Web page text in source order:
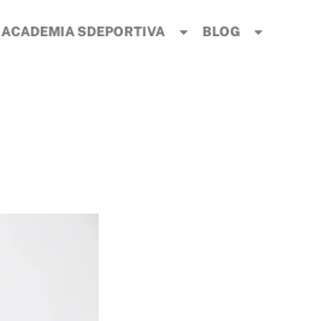
ACADEMIA SDEPORTIVA BLOG